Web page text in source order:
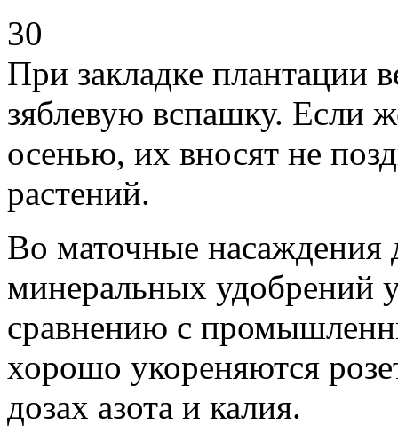
30
При закладке плантации
зяблевую вспашку. Если
осенью, их вносят не
растений.
Во маточные насаждения
минеральных удобрений
сравнению с
хорошо укореняются
дозах азота и калия.